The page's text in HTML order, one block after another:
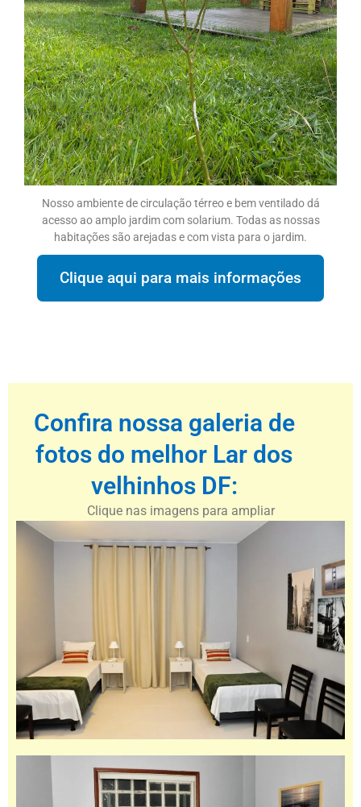
Nosso ambiente de circulação térreo e bem ventilado dá
acesso ao amplo jardim com solarium. Todas as nossas
habitações são arejadas e com vista para o jardim.
Clique aqui para mais informações
Confira nossa galeria de
fotos do melhor Lar dos
velhinhos DF:
Clique nas imagens para ampliar